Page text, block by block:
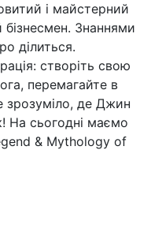
і майстерний
Знаннями
ділиться.
створіть свою
перемагайте в
зрозуміло, де Джин
На сьогодні маємо
& Mythology of